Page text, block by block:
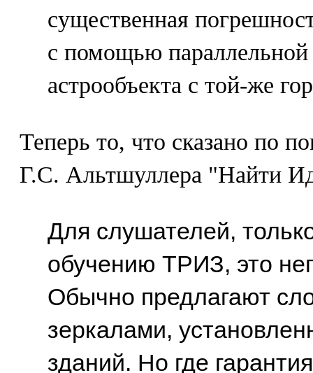
существенная
с помощью
астрообъекта с той-же
Теперь то, что сказано по
Г.С. Альтшуллера "Найти
Для слушателей,
обучению ТРИЗ, это
Обычно предлагают
зеркалами,
зданий. Но где